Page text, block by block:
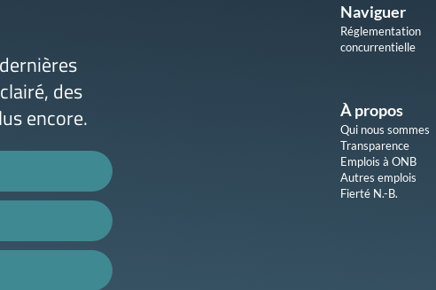
des
encore.
Naviguer
Réglementation
concurrentielle
À propos
Qui nous sommes
Transparence
Emplois à ONB
Autres emplois
Fierté N.-B.